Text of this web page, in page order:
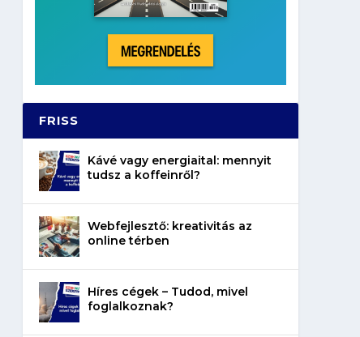
FRISS
Kávé vagy energiaital: mennyit
tudsz a koffeinről?
Webfejlesztő: kreativitás az
online térben
Híres cégek – Tudod, mivel
foglalkoznak?